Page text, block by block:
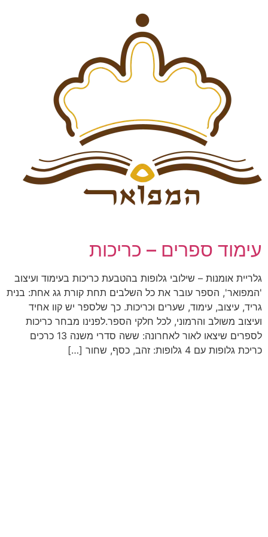
עימוד ספרים – כריכות
גלריית אומנות – שילובי גלופות בהטבעת כריכות בעימוד ועיצוב
'המפואר', הספר עובר את כל השלבים תחת קורת גג אחת: בנית
גריד, עיצוב, עימוד, שערים וכריכות. כך שלספר יש קוו אחיד
ועיצוב משולב והרמוני, לכל חלקי הספר.לפנינו מבחר כריכות
לספרים שיצאו לאור לאחרונה: ששה סדרי משנה 13 כרכים
כריכת גלופות עם 4 גלופות: זהב, כסף, שחור […]